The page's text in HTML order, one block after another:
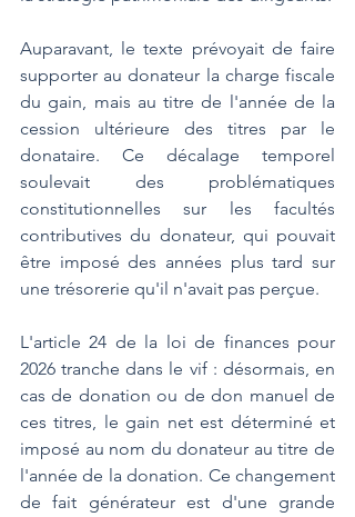
Auparavant, le texte prévoyait de faire
supporter au donateur la charge fiscale
du gain, mais au titre de l'année de la
cession ultérieure des titres par le
donataire. Ce décalage temporel
soulevait des problématiques
constitutionnelles sur les facultés
contributives du donateur, qui pouvait
être imposé des années plus tard sur
une trésorerie qu'il n'avait pas perçue.
L'article 24 de la loi de finances pour
2026 tranche dans le vif : désormais, en
cas de donation ou de don manuel de
ces titres, le gain net est déterminé et
imposé au nom du donateur au titre de
l'année de la donation. Ce changement
de fait générateur est d'une grande